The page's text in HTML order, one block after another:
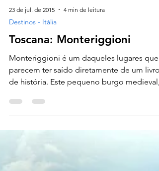
23 de jul. de 2015 4 min de leitura
Toscana: Monteriggioni